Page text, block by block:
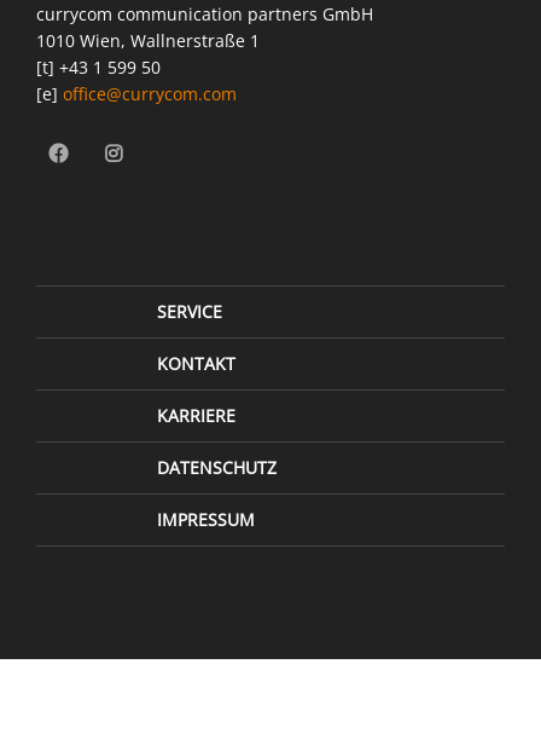
currycom communication partners GmbH
1010 Wien, Wallnerstraße 1
[t] +43 1 599 50
[e] office@currycom.com
SERVICE
KONTAKT
KARRIERE
DATENSCHUTZ
IMPRESSUM